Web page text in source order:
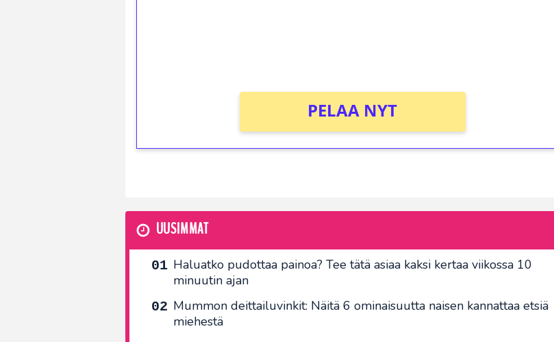
PELAA NYT
UUSIMMAT
Haluatko pudottaa painoa? Tee tätä asiaa kaksi kertaa viikossa 10
minuutin ajan
Mummon deittailuvinkit: Näitä 6 ominaisuutta naisen kannattaa etsiä
miehestä